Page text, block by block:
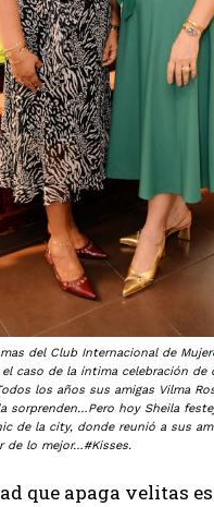
del Club Internacional de
caso de la íntima celebración de
los años sus amigas Vilma
sorprenden…Pero hoy Sheila
de la city, donde reunió a sus
de lo mejor…#Kisses.
que apaga velitas